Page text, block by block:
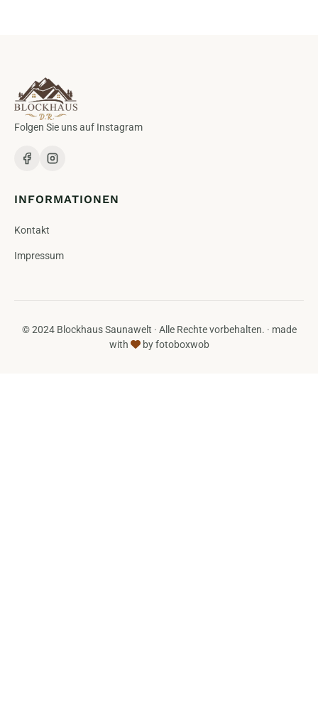
Folgen Sie uns auf Instagram
INFORMATIONEN
Kontakt
Impressum
© 2024 Blockhaus Saunawelt · Alle Rechte vorbehalten. · made
with
byfotoboxwob